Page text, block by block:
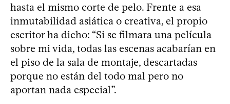
hasta el mismo corte de pelo. Frente a esa
inmutabilidad asiática o creativa, el propio
escritor ha dicho: “Si se filmara una película
sobre mi vida, todas las escenas acabarían en
el piso de la sala de montaje, descartadas
porque no están del todo mal pero no
aportan nada especial”.